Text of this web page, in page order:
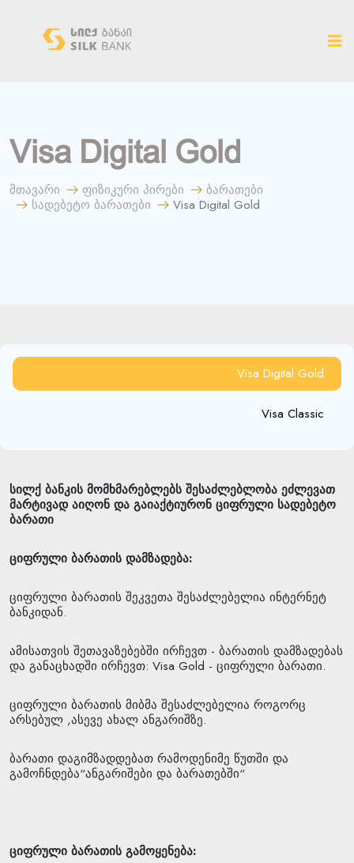
Visa Digital Gold
მთავარი ფიზიკური პირები
ბარათები
სადებეტო ბარათები
Visa Digital Gold
Visa Digital Gold
Visa Classic
სილქ ბანკის მომხმარებლებს შესაძლებლობა ეძლევათ
მარტივად აიღონ და გაიაქტიურონ ციფრული სადებეტო
ბარათი
ციფრული ბარათის დამზადება:
ციფრული ბარათის შეკვეთა შესაძლებელია ინტერნეტ
ბანკიდან.
ამისათვის შეთავაზებებში ირჩევთ - ბარათის დამზადებას
და განაცხადში ირჩევთ: Visa Gold - ციფრული ბარათი.
ციფრული ბარათის მიბმა შესაძლებელია როგორც
არსებულ ,ასევე ახალ ანგარიშზე.
ბარათი დაგიმზადდებათ რამოდენიმე წუთში და
გამოჩნდება“ანგარიშები და ბარათებში“
ციფრული ბარათის გამოყენება: